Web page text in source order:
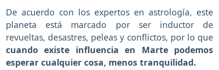
De acuerdo con los expertos en astrología, este
planeta está marcado por ser inductor de
revueltas, desastres, peleas y conflictos, por lo que
cuando existe influencia en Marte podemos
esperar cualquier cosa, menos tranquilidad.